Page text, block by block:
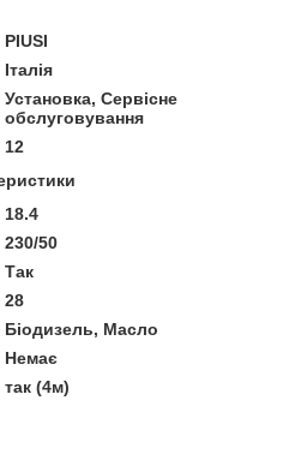
PIUSI
Італія
Установка, Сервісне
обслуговування
12
18.4
230/50
Так
28
Біодизель, Масло
Немає
так (4м)